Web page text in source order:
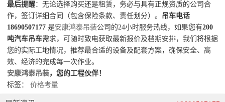
最后提醒：无论选择购买还是租赁，务必与具有正规资质的公司合
作，签订详细合同（包含保险条款、责任划分）。 吊车电话
18690507177 是安康鸿泰吊装公司的24小时服务热线，如果您有200
吨汽车吊车需求，可随时致电获取最新报价及档期安排，我们将根据
您的实际工地情况，推荐最合适的设备及配套方案，确保安全、高
效、经济的完成每一次作业。
安康鸿泰吊装，您的工程伙伴！
标签： 价格考量